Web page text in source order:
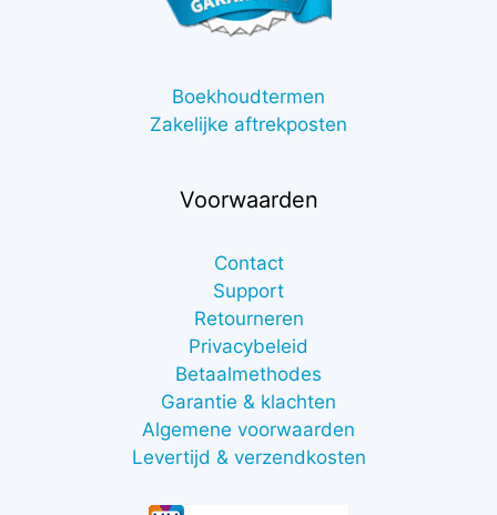
Boekhoudtermen
Zakelijke aftrekposten
Voorwaarden
Contact
Support
Retourneren
Privacybeleid
Betaalmethodes
Garantie & klachten
Algemene voorwaarden
Levertijd & verzendkosten